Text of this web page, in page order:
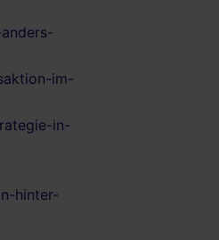
im-
in-
hinter-